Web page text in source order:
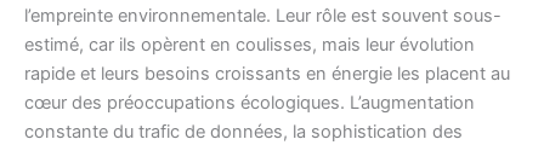
l’empreinte environnementale. Leur rôle est souvent sous-
estimé, car ils opèrent en coulisses, mais leur évolution
rapide et leurs besoins croissants en énergie les placent au
cœur des préoccupations écologiques. L’augmentation
constante du trafic de données, la sophistication des